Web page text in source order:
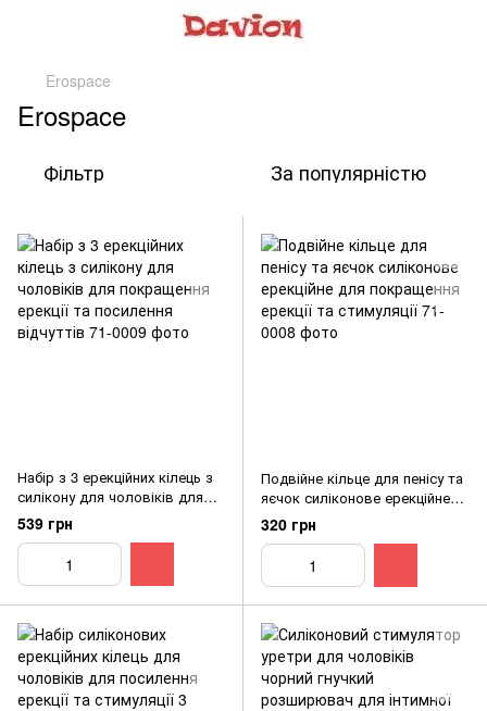
Erospace
Erospace
Фільтр За популярністю
Набір з 3 ерекційних кілець з
силікону для чоловіків для
покращення ерекції та
посилення відчуттів
539 грн
Подвійне кільце для пенісу та
яєчок силіконове ерекційне
для покращення ерекції та
стимуляції
320 грн